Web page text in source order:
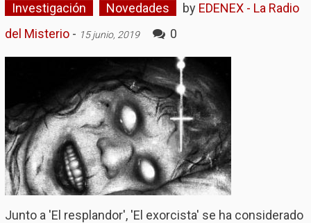
Investigación Novedades by EDENEX - La Radio
del Misterio- 15 junio, 2019 0
Junto a 'El resplandor', 'El exorcista' se ha considerado